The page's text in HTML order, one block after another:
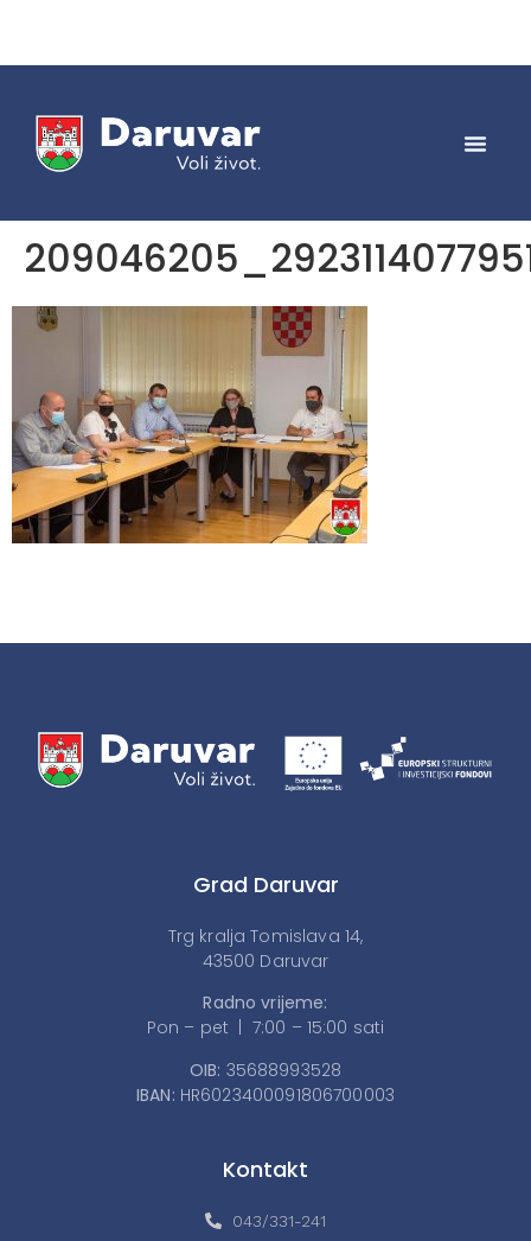
Grad Daruvar
Trg kralja Tomislava 14,
43500 Daruvar
Radno vrijeme:
Pon – pet | 7:00 – 15:00 sati
OIB: 35688993528
IBAN: HR6023400091806700003
Kontakt
043/331-241